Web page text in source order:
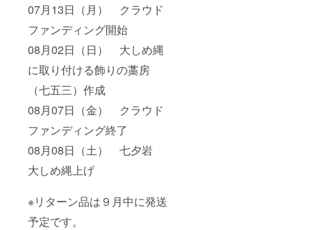
07月13日（月） クラウド
ファンディング開始
08月02日（日） 大しめ縄
に取り付ける飾りの藁房
（七五三）作成
08月07日（金） クラウド
ファンディング終了
08月08日（土） 七夕岩
大しめ縄上げ
※リターン品は９月中に発送
予定です。